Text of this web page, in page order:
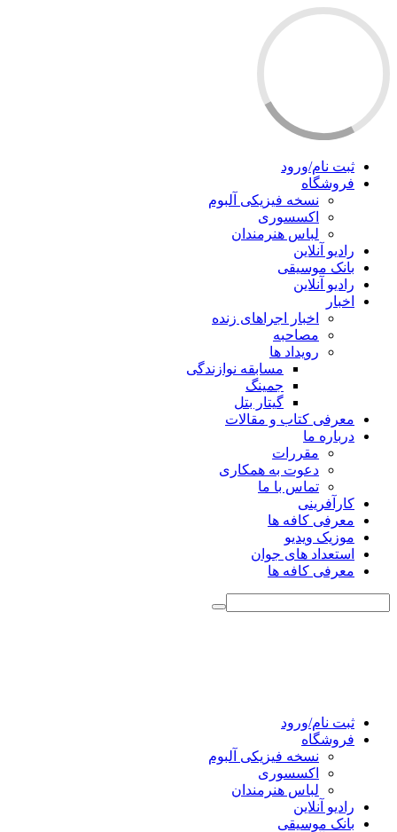
ثبت نام/ورود
فروشگاه
نسخه فیزیکی آلبوم
اکسسوری
لباس هنرمندان
رادیو آنلاین
بانک موسیقی
رادیو آنلاین
اخبار
اخبار اجراهای زنده
مصاحبه
رویداد ها
مسابقه نوازندگی
جمینگ
گیتار بتل
معرفی کتاب و مقالات
درباره ما
مقررات
دعوت به همکاری
تماس با ما
کارآفرینی
معرفی کافه ها
موزیک ویدیو
استعداد های جوان
معرفی کافه ها
ثبت نام/ورود
فروشگاه
نسخه فیزیکی آلبوم
اکسسوری
لباس هنرمندان
رادیو آنلاین
بانک موسیقی